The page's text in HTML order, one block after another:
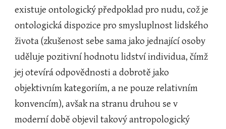
existuje ontologický předpoklad pro nudu, což je
ontologická dispozice pro smysluplnost lidského
života (zkušenost sebe sama jako jednající osoby
uděluje pozitivní hodnotu lidství individua, čímž
jej otevírá odpovědnosti a dobrotě jako
objektivním kategoriím, a ne pouze relativním
konvencím), avšak na stranu druhou se v
moderní době objevil takový antropologický